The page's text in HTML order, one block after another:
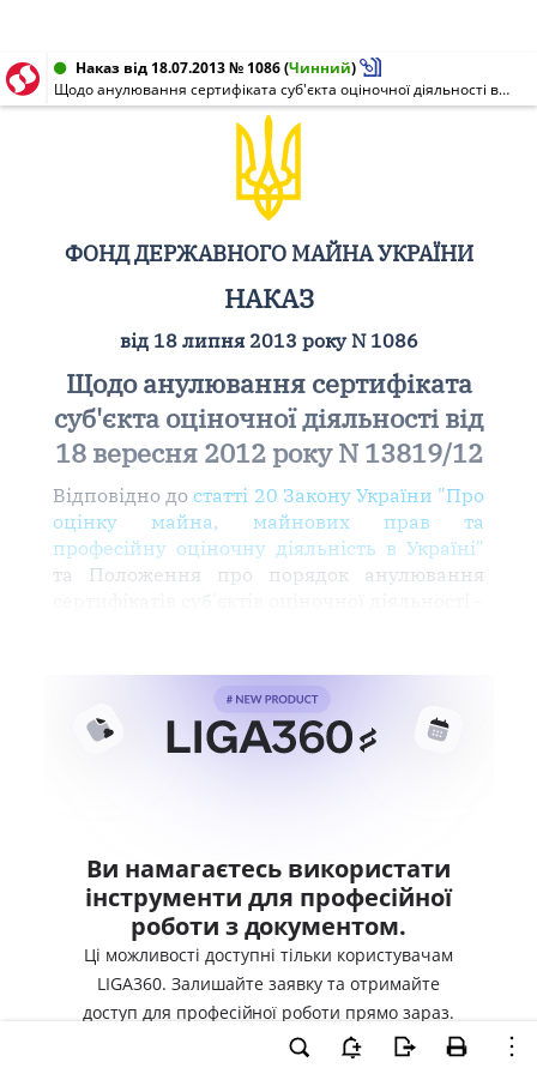
Наказ від 18.07.2013 № 1086(Чинний)
Щодо анулювання сертифіката суб'єкта оціночної діяльності від 18 вересня 2012 року N 13819/12
ФОНД ДЕРЖАВНОГО МАЙНА УКРАЇНИ
НАКАЗ
від 18 липня 2013 року N 1086
Щодо анулювання сертифіката
суб'єкта оціночної діяльності від
18 вересня 2012 року N 13819/12
Відповідно достатті 20 Закону України "Про
оцінку майна, майнових прав та
професійну оціночну діяльність в Україні"
та Положення про порядок анулювання
Ви намагаєтесь використати
інструменти для професійної
роботи з документом.
Ці можливості доступні тільки користувачам
LIGA360. Залишайте заявку та отримайте
доступ для професійної роботи прямо зараз.